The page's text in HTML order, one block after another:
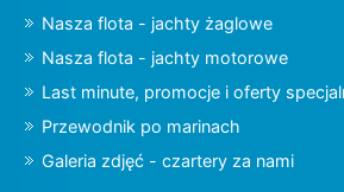
Nasza flota - jachty żaglowe
Nasza flota - jachty motorowe
Last minute, promocje i oferty
Przewodnik po marinach
Galeria zdjęć - czartery za nami